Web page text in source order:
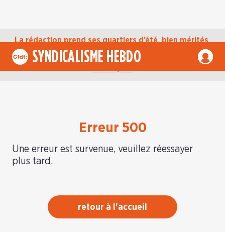
La rédaction prend ses quartiers d’été, bien mérités,
jusqu’au mardi 1er septembre. D’ici là, retrouvez
l’actualité de la CFDT sur notre compte Bluesky. En
SYNDICALISME HEBDO
Erreur 500
Une erreur est survenue, veuillez réessayer
plus tard.
retour à l'accueil